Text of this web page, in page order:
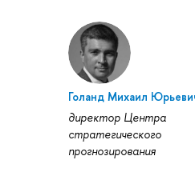
Голанд Михаил
директор Центра
стратегического
прогнозирования